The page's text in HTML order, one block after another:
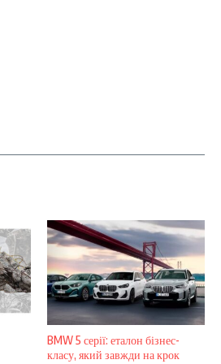
BMW 5 серії: еталон бізнес-
класу, який завжди на крок